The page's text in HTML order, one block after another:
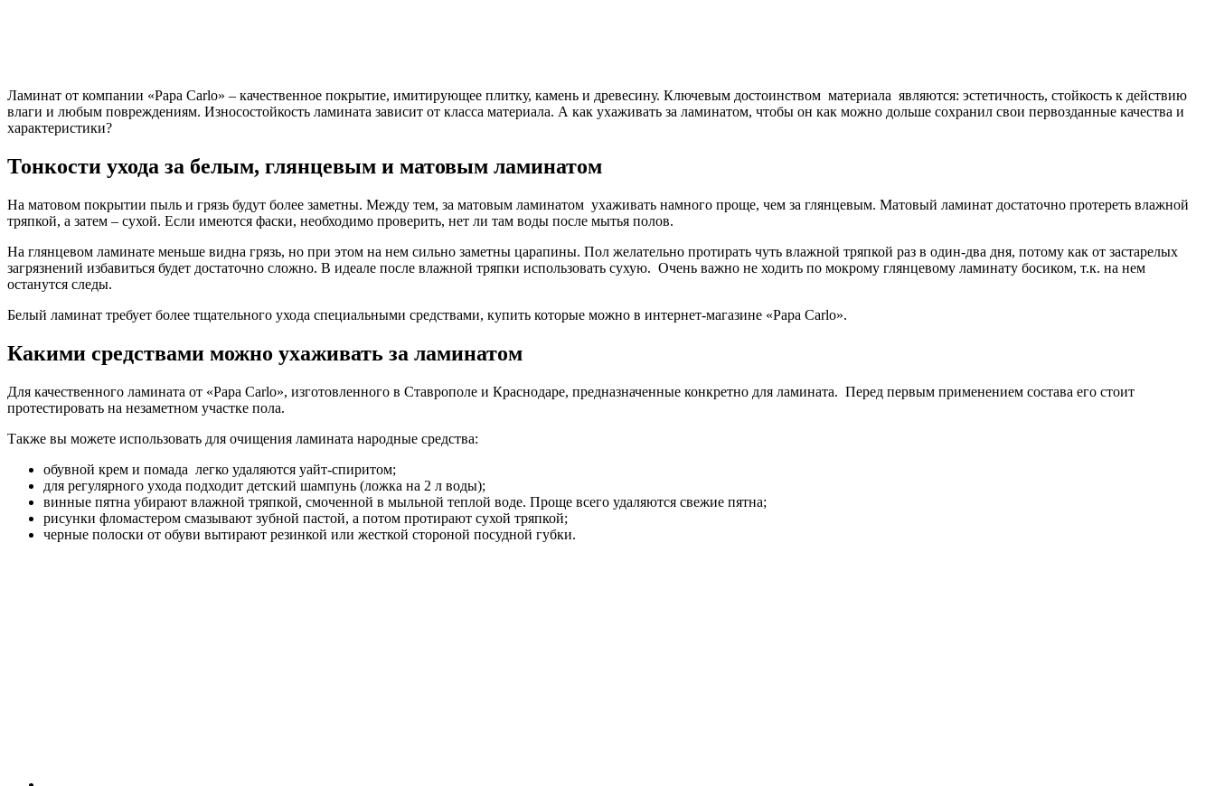
Ламинат от компании «Papa Carlo» – качественное покрытие, имитирующее плитку, камень и древесину. Ключевым достоинством материала являются: эстетичность, стойкость к действию
влаги и любым повреждениям. Износостойкость ламината зависит от класса материала. А как ухаживать за ламинатом, чтобы он как можно дольше сохранил свои первозданные качества и
характеристики?
Тонкости ухода за белым, глянцевым и матовым ламинатом
На матовом покрытии пыль и грязь будут более заметны. Между тем, за матовым ламинатом ухаживать намного проще, чем за глянцевым. Матовый ламинат достаточно протереть влажной
тряпкой, а затем – сухой. Если имеются фаски, необходимо проверить, нет ли там воды после мытья полов.
На глянцевом ламинате меньше видна грязь, но при этом на нем сильно заметны царапины. Пол желательно протирать чуть влажной тряпкой раз в один-два дня, потому как от застарелых
загрязнений избавиться будет достаточно сложно. В идеале после влажной тряпки использовать сухую. Очень важно не ходить по мокрому глянцевому ламинату босиком, т.к. на нем
останутся следы.
Белый ламинат требует более тщательного ухода специальными средствами, купить которые можно в интернет-магазине «Papa Carlo».
Какими средствами можно ухаживать за ламинатом
Для качественного ламината от «Papa Carlo», изготовленного в Ставрополе и Краснодаре, предназначенные конкретно для ламината. Перед первым применением состава его стоит
протестировать на незаметном участке пола.
Также вы можете использовать для очищения ламината народные средства:
обувной крем и помада легко удаляются уайт-спиритом;
для регулярного ухода подходит детский шампунь (ложка на 2 л воды);
винные пятна убирают влажной тряпкой, смоченной в мыльной теплой воде. Проще всего удаляются свежие пятна;
рисунки фломастером смазывают зубной пастой, а потом протирают сухой тряпкой;
черные полоски от обуви вытирают резинкой или жесткой стороной посудной губки.